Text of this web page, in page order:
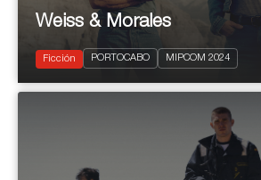
2024 4 x 90'
Thriller
Weiss & Morales
Ficción PORTOCABO MIPCOM 2024